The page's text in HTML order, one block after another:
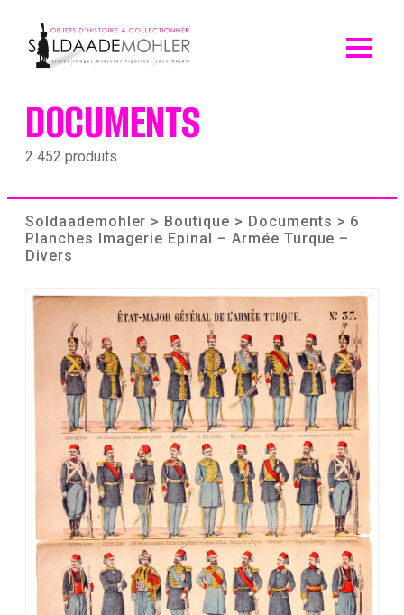
content
DOCUMENTS
2 452 produits
Soldaademohler > Boutique > Documents > 6
Planches Imagerie Epinal – Armée Turque –
Divers